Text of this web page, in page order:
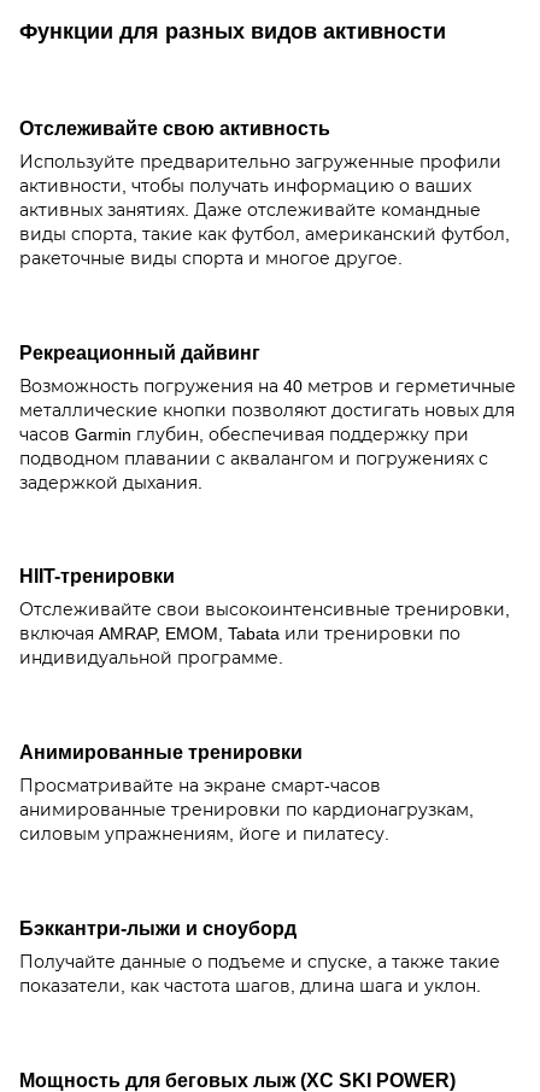
Функции для разных видов активности
Отслеживайте свою активность
Используйте предварительно загруженные профили
активности, чтобы получать информацию о ваших
активных занятиях. Даже отслеживайте командные
виды спорта, такие как футбол, американский футбол,
ракеточные виды спорта и многое другое.
Рекреационный дайвинг
Возможность погружения на 40 метров и герметичные
металлические кнопки позволяют достигать новых для
часов Garmin глубин, обеспечивая поддержку при
подводном плавании с аквалангом и погружениях с
задержкой дыхания.
HIIT-тренировки
Отслеживайте свои высокоинтенсивные тренировки,
включая AMRAP, EMOM, Tabata или тренировки по
индивидуальной программе.
Анимированные тренировки
Просматривайте на экране смарт-часов
анимированные тренировки по кардионагрузкам,
силовым упражнениям, йоге и пилатесу.
Бэккантри-лыжи и сноуборд
Получайте данные о подъеме и спуске, а также такие
показатели, как частота шагов, длина шага и уклон.
Мощность для беговых лыж (XC SKI POWER)